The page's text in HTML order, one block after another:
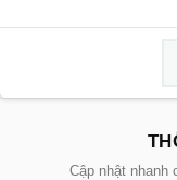
Cập nhật nhanh